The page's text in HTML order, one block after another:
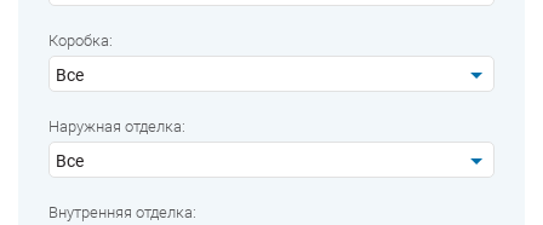
Коробка:
Все
Наружная отделка:
Все
Внутренняя отделка: